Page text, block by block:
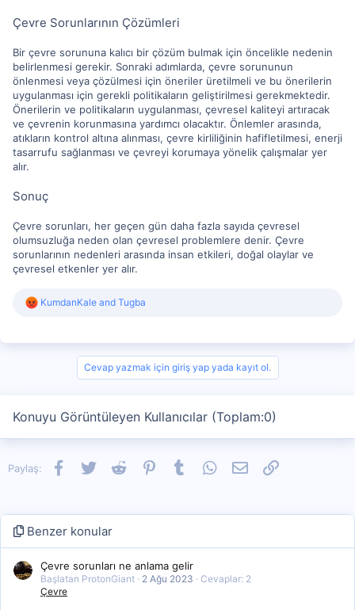
Çevre Sorunlarının Çözümleri
Bir çevre sorununa kalıcı bir çözüm bulmak için öncelikle nedenin
belirlenmesi gerekir. Sonraki adımlarda, çevre sorununun
önlenmesi veya çözülmesi için öneriler üretilmeli ve bu önerilerin
uygulanması için gerekli politikaların geliştirilmesi gerekmektedir.
Önerilerin ve politikaların uygulanması, çevresel kaliteyi artıracak
ve çevrenin korunmasına yardımcı olacaktır. Önlemler arasında,
atıkların kontrol altına alınması, çevre kirliliğinin hafifletilmesi, enerji
tasarrufu sağlanması ve çevreyi korumaya yönelik çalışmalar yer
alır.
Sonuç
Çevre sorunları, her geçen gün daha fazla sayıda çevresel
olumsuzluğa neden olan çevresel problemlere denir. Çevre
sorunlarının nedenleri arasında insan etkileri, doğal olaylar ve
çevresel etkenler yer alır.
R
:
KumdanKale and Tugba
Cevap yazmak için giriş yap yada kayıt ol.
Konuyu Görüntüleyen Kullanıcılar (Toplam:0)
Paylaş: Facebook
TwitterReddit PinterestTumblrWhatsApp
E-postaLink
Benzer konular
Çevre sorunları ne anlama gelir
Başlatan ProtonGiant 2 Ağu 2023
Cevaplar: 2
Çevre